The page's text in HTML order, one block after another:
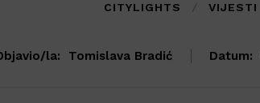
CITYLIGHTS VIJESTI
la: Tomislava Bradić Datum: